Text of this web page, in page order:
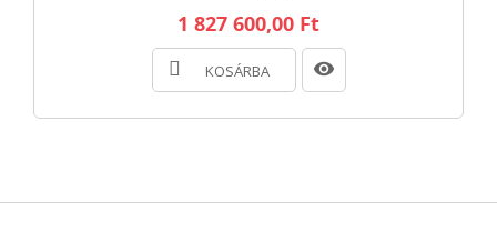
1 827 600,00 Ft
KOSÁRBA